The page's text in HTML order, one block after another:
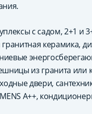
с садом, 2+1 и
керамика,
из гранита или
двери,
A++,